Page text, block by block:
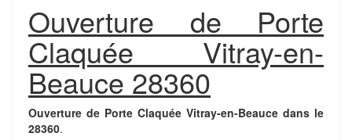
Ouverture de Porte
Claquée Vitray-en-
Beauce 28360
Ouverture de Porte Claquée Vitray-en-Beauce dans le
28360.